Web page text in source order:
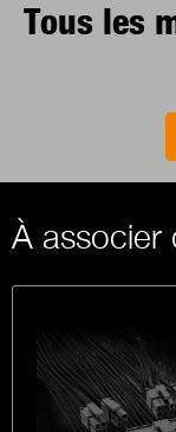
Tous les
À associer